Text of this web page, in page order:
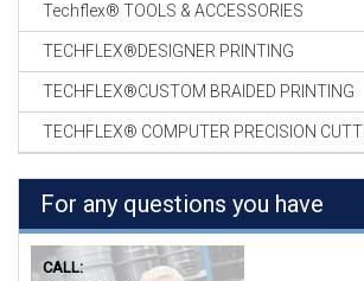
Techflex® TOOLS & ACCESSORIES
TECHFLEX®DESIGNER PRINTING
TECHFLEX®CUSTOM BRAIDED PRINTING
TECHFLEX® COMPUTER PRECISION
For any questions you have
CALL: